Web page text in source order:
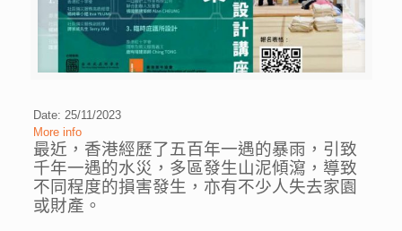
Date: 25/11/2023
More info
最近，香港經歷了五百年一遇的暴雨，引致
千年一遇的水災，多區發生山泥傾瀉，導致
不同程度的損害發生，亦有不少人失去家園
或財產。